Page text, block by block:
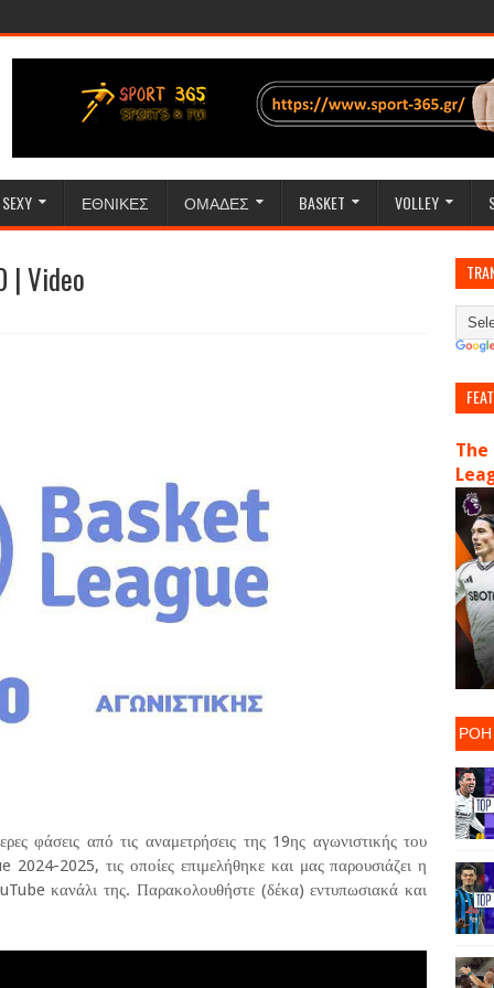
SEXY ΕΘΝΙΚΕΣ ΟΜΑΔΕΣ BASKET VOLLEY
| Video
φάσεις από τις αναμετρήσεις της 19ης αγωνιστικής του
2025, τις οποίες επιμελήθηκε και μας παρουσιάζει η
κανάλι της. Παρακολουθήστε (δέκα) εντυπωσιακά και
The
ΡΟΗ